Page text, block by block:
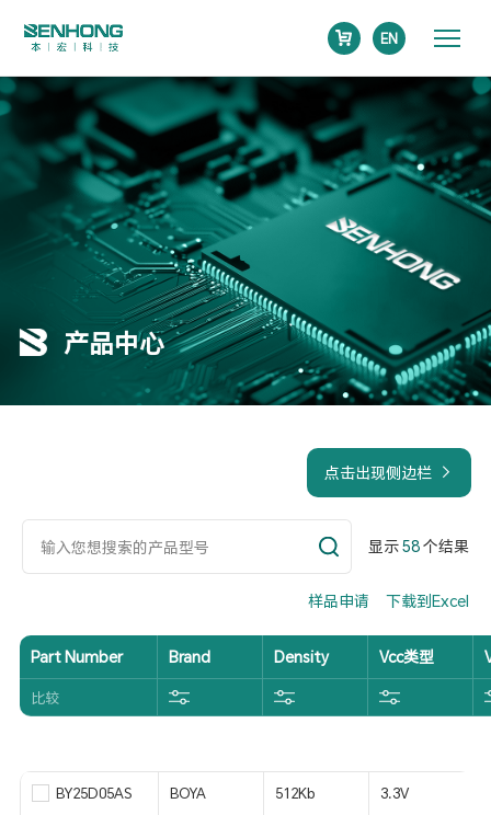
EN
产品中心
点击出现侧边栏
显示58个结果
样品申请 下载到Excel
Part Number Brand Density Vcc类型
比较
BY25D05AS BOYA 512Kb 3.3V